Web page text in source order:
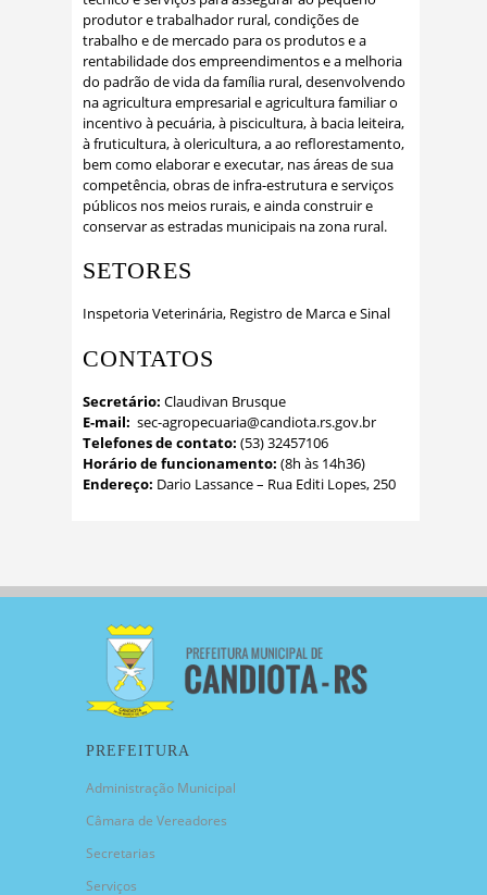
produtor e trabalhador rural, condições de
trabalho e de mercado para os produtos e a
rentabilidade dos empreendimentos e a melhoria
do padrão de vida da família rural, desenvolvendo
na agricultura empresarial e agricultura familiar o
incentivo à pecuária, à piscicultura, à bacia leiteira,
à fruticultura, à olericultura, a ao reflorestamento,
bem como elaborar e executar, nas áreas de sua
competência, obras de infra-estrutura e serviços
públicos nos meios rurais, e ainda construir e
conservar as estradas municipais na zona rural.
SETORES
Inspetoria Veterinária, Registro de Marca e Sinal
CONTATOS
Secretário: Claudivan Brusque
E-mail: sec-agropecuaria@candiota.rs.gov.br
Telefones de contato: (53) 32457106
Horário de funcionamento: (8h às 14h36)
Endereço: Dario Lassance – Rua Editi Lopes, 250
PREFEITURA
Administração Municipal
Câmara de Vereadores
Secretarias
Serviços